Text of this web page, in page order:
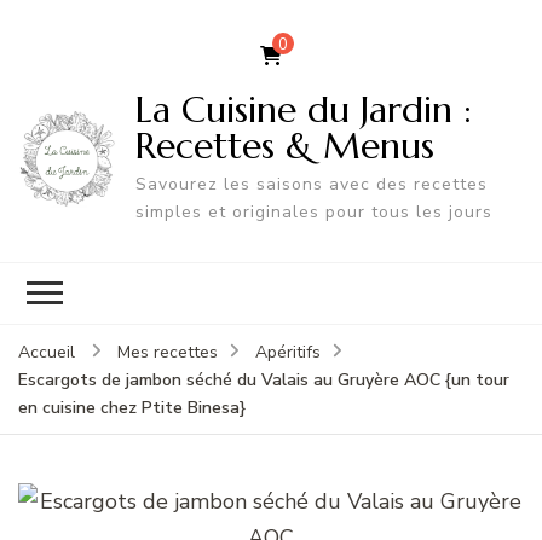
0
La Cuisine du Jardin :
Recettes & Menus
Savourez les saisons avec des recettes
simples et originales pour tous les jours
Accueil Mes recettes
Apéritifs
Escargots de jambon séché du Valais au Gruyère AOC {un tour
en cuisine chez Ptite Binesa}